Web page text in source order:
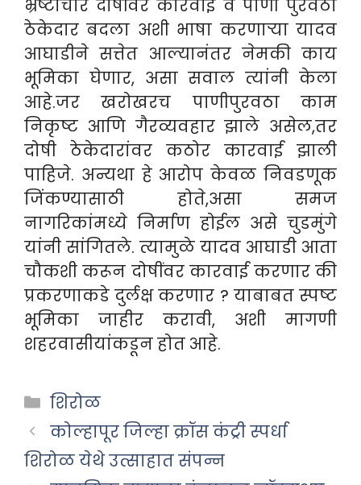
भ्रष्टाचार दोषींवर कारवाई व पाणी पुरवठा
ठेकेदार बदला अशी भाषा करणाऱ्या यादव
आघाडीने सत्तेत आल्यानंतर नेमकी काय
भूमिका घेणार, असा सवाल त्यांनी केला
आहे.जर खरोखरच पाणीपुरवठा काम
निकृष्ट आणि गैरव्यवहार झाले असेल,तर
दोषी ठेकेदारांवर कठोर कारवाई झाली
पाहिजे. अन्यथा हे आरोप केवळ निवडणूक
जिंकण्यासाठी होते,असा समज
नागरिकांमध्ये निर्माण होईल असे चुडमुंगे
यांनी सांगितले. त्यामुळे यादव आघाडी आता
चौकशी करून दोषींवर कारवाई करणार की
प्रकरणाकडे दुर्लक्ष करणार ? याबाबत स्पष्ट
भूमिका जाहीर करावी, अशी मागणी
शहरवासीयांकडून होत आहे.
Categories
शिरोळ
कोल्हापूर जिल्हा क्रॉस कंट्री स्पर्धा
शिरोळ येथे उत्साहात संपन्न